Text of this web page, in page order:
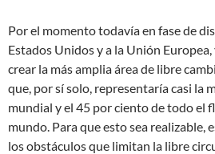
Por el momento todavía en fase de
Estados Unidos y a la Unión
crear la más amplia área de libre
que, por sí solo, representaría casi la
mundial y el 45 por ciento de todo el
mundo. Para que esto sea realizable,
los obstáculos que limitan la libre